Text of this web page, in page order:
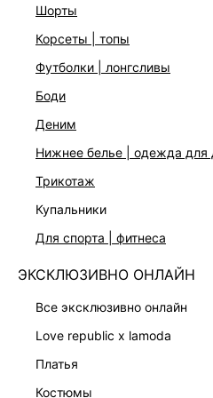
шорты
корсеты | топы
футболки | лонгсливы
боди
деним
нижнее белье | одежда для
трикотаж
купальники
для спорта | фитнеса
ЭКСКЛЮЗИВНО ОНЛАЙН
все эксклюзивно онлайн
love republic x lamoda
платья
костюмы
Застежка: молния и пуговица
Модель фасона oversize
посадку. Размер на модели: 44
ДОСТАВКА И ВОЗВРАТ
Подробные условия
в AppStore
КАТАЛОГ